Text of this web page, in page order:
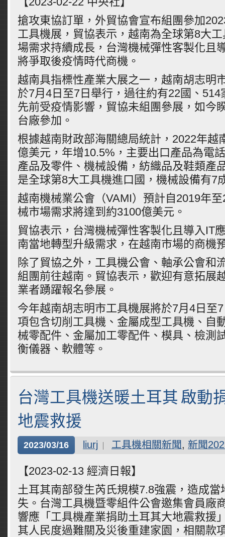
搶攻東協訂單，外貿協會宣布組團參加
工具機展，貿協表示，越南為全球第8大
場需求持續成長，台灣機械彈性客製化且
將爭取後疫情時代商機。
越南具指標性產業大展之一，越南胡志明
於7月4日至7日舉行，過往約有22國、
先前受疫情影響，貿協未組團參展，如今
台廠參加。
根據越南財政部海關總局統計，2022年越
億美元，年增10.5%，主要出口產品為電
產品及零件、機械設備，紡織品及鞋類產
是全球第8大工具機進口國，機械設備有7
越南機械業公會（VAMI）預計自2019年
械市場需求將達到約3100億美元。
貿協表示，台灣機械彈性客製化且導入IT
南當地轉型升級需求，在越南市場的商機
除了貿協之外，工具機公會、軸承公會和
組團前往越南。貿協表示，歡迎有意拓展
業者踴躍報名參展。
今年越南胡志明市工具機展將於7月4日至
項包含切削工具機、金屬成型工具機、自
械零配件、金屬加工零配件、模具、檢測
衡儀器、軟體等。
台灣工具機送暖土耳其 啟動
地震救援
2023/03/16 liurj 工具機相關新聞, 新聞
【2023-02-13 經濟日報】
土耳其南部發生芮氏規模7.8強震，造成當
失。台灣工具機暨零組件公會邀集會員廠
響應「工具機產業捐助土耳其大地震救援
其人民度過難關及災後重建家園，相關款